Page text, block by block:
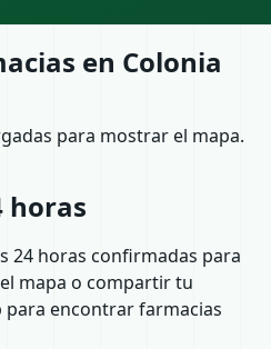
en Colonia
para mostrar el mapa.
horas
24 horas confirmadas para
mapa o compartir tu
encontrar farmacias